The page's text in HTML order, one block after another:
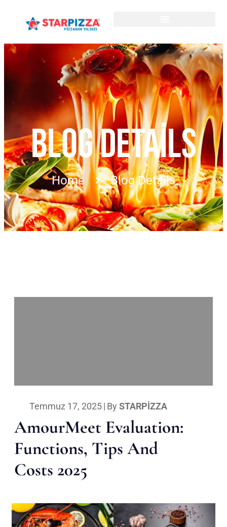
BLOG DETAILS
Home Blog Details
Temmuz 17, 2025| By STARPIZZA
AmourMeet Evaluation:
Functions, Tips And
Costs 2025